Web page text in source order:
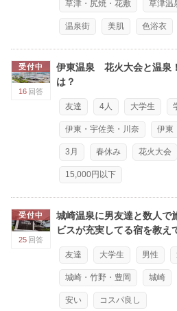
草津・尻焼・花敷 草津温
温泉街 美肌 色浴衣
受付中
16 回答
伊東温泉 花火大会と温泉
は？
友達 4人 大学生
伊東・宇佐美・川奈 伊東
3月 春休み 花火大会
15,000円以下
受付中
25 回答
城崎温泉に男友達と数人で
ビスが充実してる宿を教え
友達 大学生 男性
城崎・竹野・豊岡 城崎
安い コスパ良し